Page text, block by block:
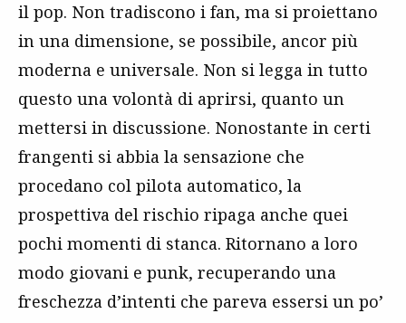
il pop. Non tradiscono i fan, ma si proiettano
in una dimensione, se possibile, ancor più
moderna e universale. Non si legga in tutto
questo una volontà di aprirsi, quanto un
mettersi in discussione. Nonostante in certi
frangenti si abbia la sensazione che
procedano col pilota automatico, la
prospettiva del rischio ripaga anche quei
pochi momenti di stanca. Ritornano a loro
modo giovani e punk, recuperando una
freschezza d’intenti che pareva essersi un po’